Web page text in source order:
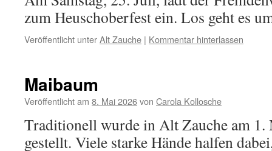
zum Heuschoberfest ein. Los geht es
Veröffentlicht unterAlt Zauche | Kommentar hinterlassen
Maibaum
Veröffentlicht am 8. Mai 2026von Carola Kollosche
Traditionell wurde in Alt Zauche am
gestellt. Viele starke Hände halfen